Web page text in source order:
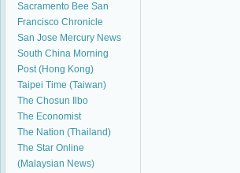
Sacramento Bee San
Francisco Chronicle
San Jose Mercury News
South China Morning
Post (Hong Kong)
Taipei Time (Taiwan)
The Chosun Ilbo
The Economist
The Nation (Thailand)
The Star Online
(Malaysian News)